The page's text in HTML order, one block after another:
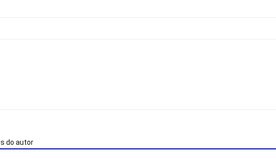
do autor